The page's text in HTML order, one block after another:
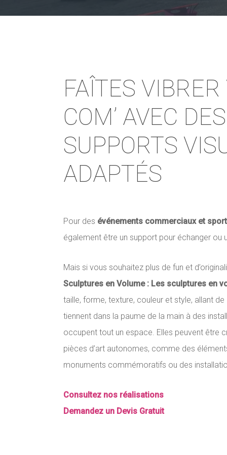
FAÎTES
COM’ AVEC DES
SUPPORTS
ADAPTÉS
Pour des événements commerciaux et
également être un support pour échanger ou
Mais si vous souhaitez plus de fun et
Sculptures en Volume : Les sculptures en
taille, forme, texture, couleur et style, allant
tiennent dans la paume de la main à des
occupent tout un espace. Elles peuvent être
pièces d’art autonomes, comme des
monuments commémoratifs ou des
Consultez nos réalisations
Demandez un Devis Gratuit